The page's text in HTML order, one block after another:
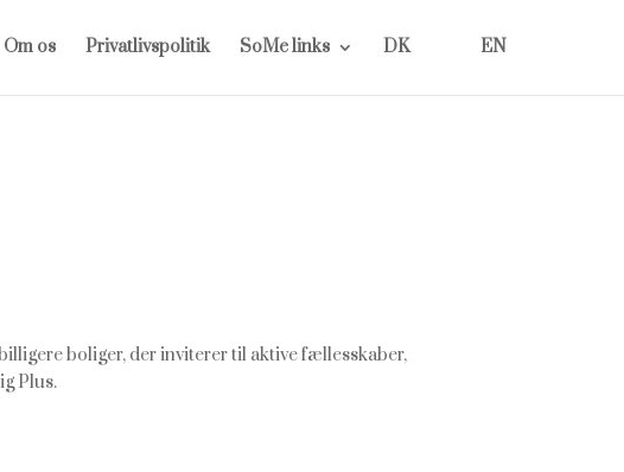
Om os Privatlivspolitik SoMe links DK EN
boliger, der inviterer til aktive fællesskaber,
Plus.